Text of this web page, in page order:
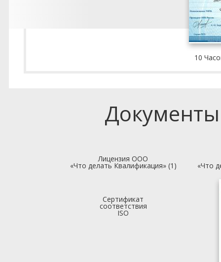
10
Лицензия ООО
«Что делать Квалификация» (1) «Что
Сертификат
соответствия
ISO